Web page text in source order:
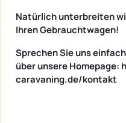
Natürlich unterbreiten
Ihren Gebrauchtwagen!
Sprechen Sie uns
über unsere
caravaning.de/kontakt